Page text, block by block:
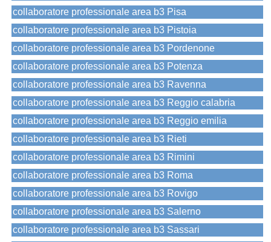
collaboratore professionale area b3 Pisa
collaboratore professionale area b3 Pistoia
collaboratore professionale area b3 Pordenone
collaboratore professionale area b3 Potenza
collaboratore professionale area b3 Ravenna
collaboratore professionale area b3 Reggio calabria
collaboratore professionale area b3 Reggio emilia
collaboratore professionale area b3 Rieti
collaboratore professionale area b3 Rimini
collaboratore professionale area b3 Roma
collaboratore professionale area b3 Rovigo
collaboratore professionale area b3 Salerno
collaboratore professionale area b3 Sassari